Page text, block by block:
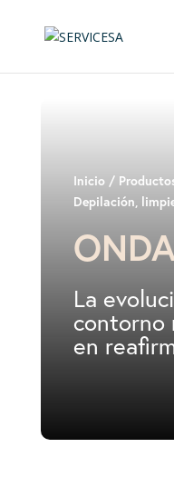
Inicio/
Depilación,
La
contorno
en